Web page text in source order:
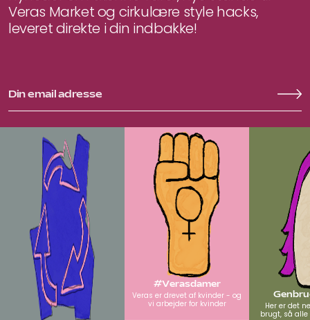
Veras Market og cirkulære style hacks,
leveret direkte i din indbakke!
#Verasdamer
Veras er drevet af kvinder - og
vi arbejder for kvinder
Her er det
brugt, så